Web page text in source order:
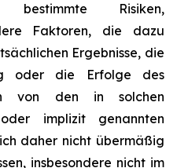
bestimmte Risiken,
Faktoren, die dazu
Ergebnisse, die
oder die Erfolge des
von den in solchen
implizit genannten
daher nicht übermäßig
insbesondere nicht im